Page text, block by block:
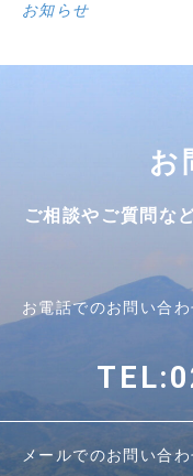
お知らせ
お
ご相談やご質問な
お電話でのお問い合わ
メールでのお問い合わ